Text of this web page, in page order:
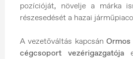
pozícióját, növelje a márka
részesedését a hazai
A vezetőváltás kapcsán
cégcsoport vezérigazgatója